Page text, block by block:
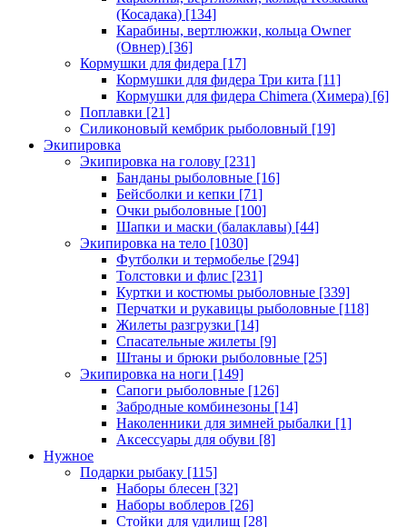
(Косадака) [134]
Карабины, вертлюжки, кольца Owner
(Овнер) [36]
Кормушки для фидера [17]
Кормушки для фидера Три кита [11]
Кормушки для фидера Chimera (Химера) [6]
Поплавки [21]
Силиконовый кембрик рыболовный [19]
Экипировка
Экипировка на голову [231]
Банданы рыболовные [16]
Бейсболки и кепки [71]
Очки рыболовные [100]
Шапки и маски (балаклавы) [44]
Экипировка на тело [1030]
Футболки и термобелье [294]
Толстовки и флис [231]
Куртки и костюмы рыболовные [339]
Перчатки и рукавицы рыболовные [118]
Жилеты разгрузки [14]
Спасательные жилеты [9]
Штаны и брюки рыболовные [25]
Экипировка на ноги [149]
Сапоги рыболовные [126]
Забродные комбинезоны [14]
Наколенники для зимней рыбалки [1]
Аксессуары для обуви [8]
Нужное
Подарки рыбаку [115]
Наборы блесен [32]
Наборы воблеров [26]
Стойки для удилищ [28]